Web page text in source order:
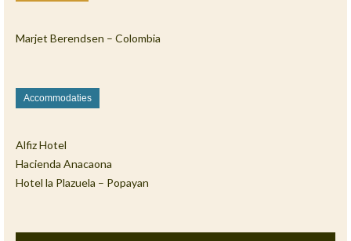
Marjet Berendsen – Colombia
Accommodaties
Alfiz Hotel
Hacienda Anacaona
Hotel la Plazuela – Popayan